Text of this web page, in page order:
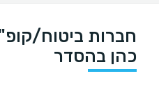
חברות ביטוח/
כהן בהסדר